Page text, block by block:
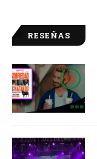
RESEÑAS
9.0